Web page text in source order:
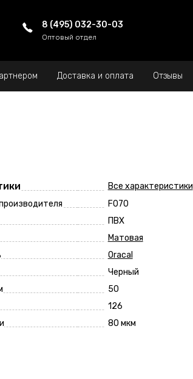
8 (495) 032-30-03
Оптовый отдел
Доставка и оплата Отзывы
Все характеристики
F070
ПВХ
Матовая
Oracal
Черный
50
126
80 мкм